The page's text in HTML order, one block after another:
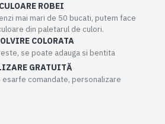
ROBEI
mai mari de 50 bucati, putem face
din paletarul de culori.
COLORATA
se poate adauga si bentita
GRATUITĂ
esarfe comandate, personalizare